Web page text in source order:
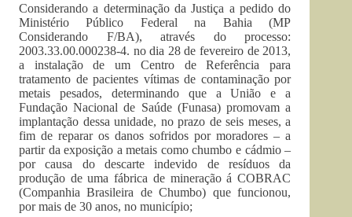
Considerando a determinação da Justiça a pedido do
Ministério Público Federal na Bahia (MP
Considerando F/­BA), através do processo:
2003.33.00.000238-4. no dia 28 de fevereiro de 2013,
a instalação de um Centro de Referência para
tratamento de pacientes vítimas de contaminação por
metais pesados, determinando que a União e a
Fundação Nacional de Saúde (Funasa) promovam a
implantação dessa unidade, no prazo de seis meses, a
fim de reparar os danos sofridos por moradores – a
partir da exposição a metais como chumbo e cádmio –
por causa do descarte indevido de resíduos da
produção de uma fábrica de mineração á COBRAC
(Companhia Brasileira de Chumbo) que funcionou,
por mais de 30 anos, no município;